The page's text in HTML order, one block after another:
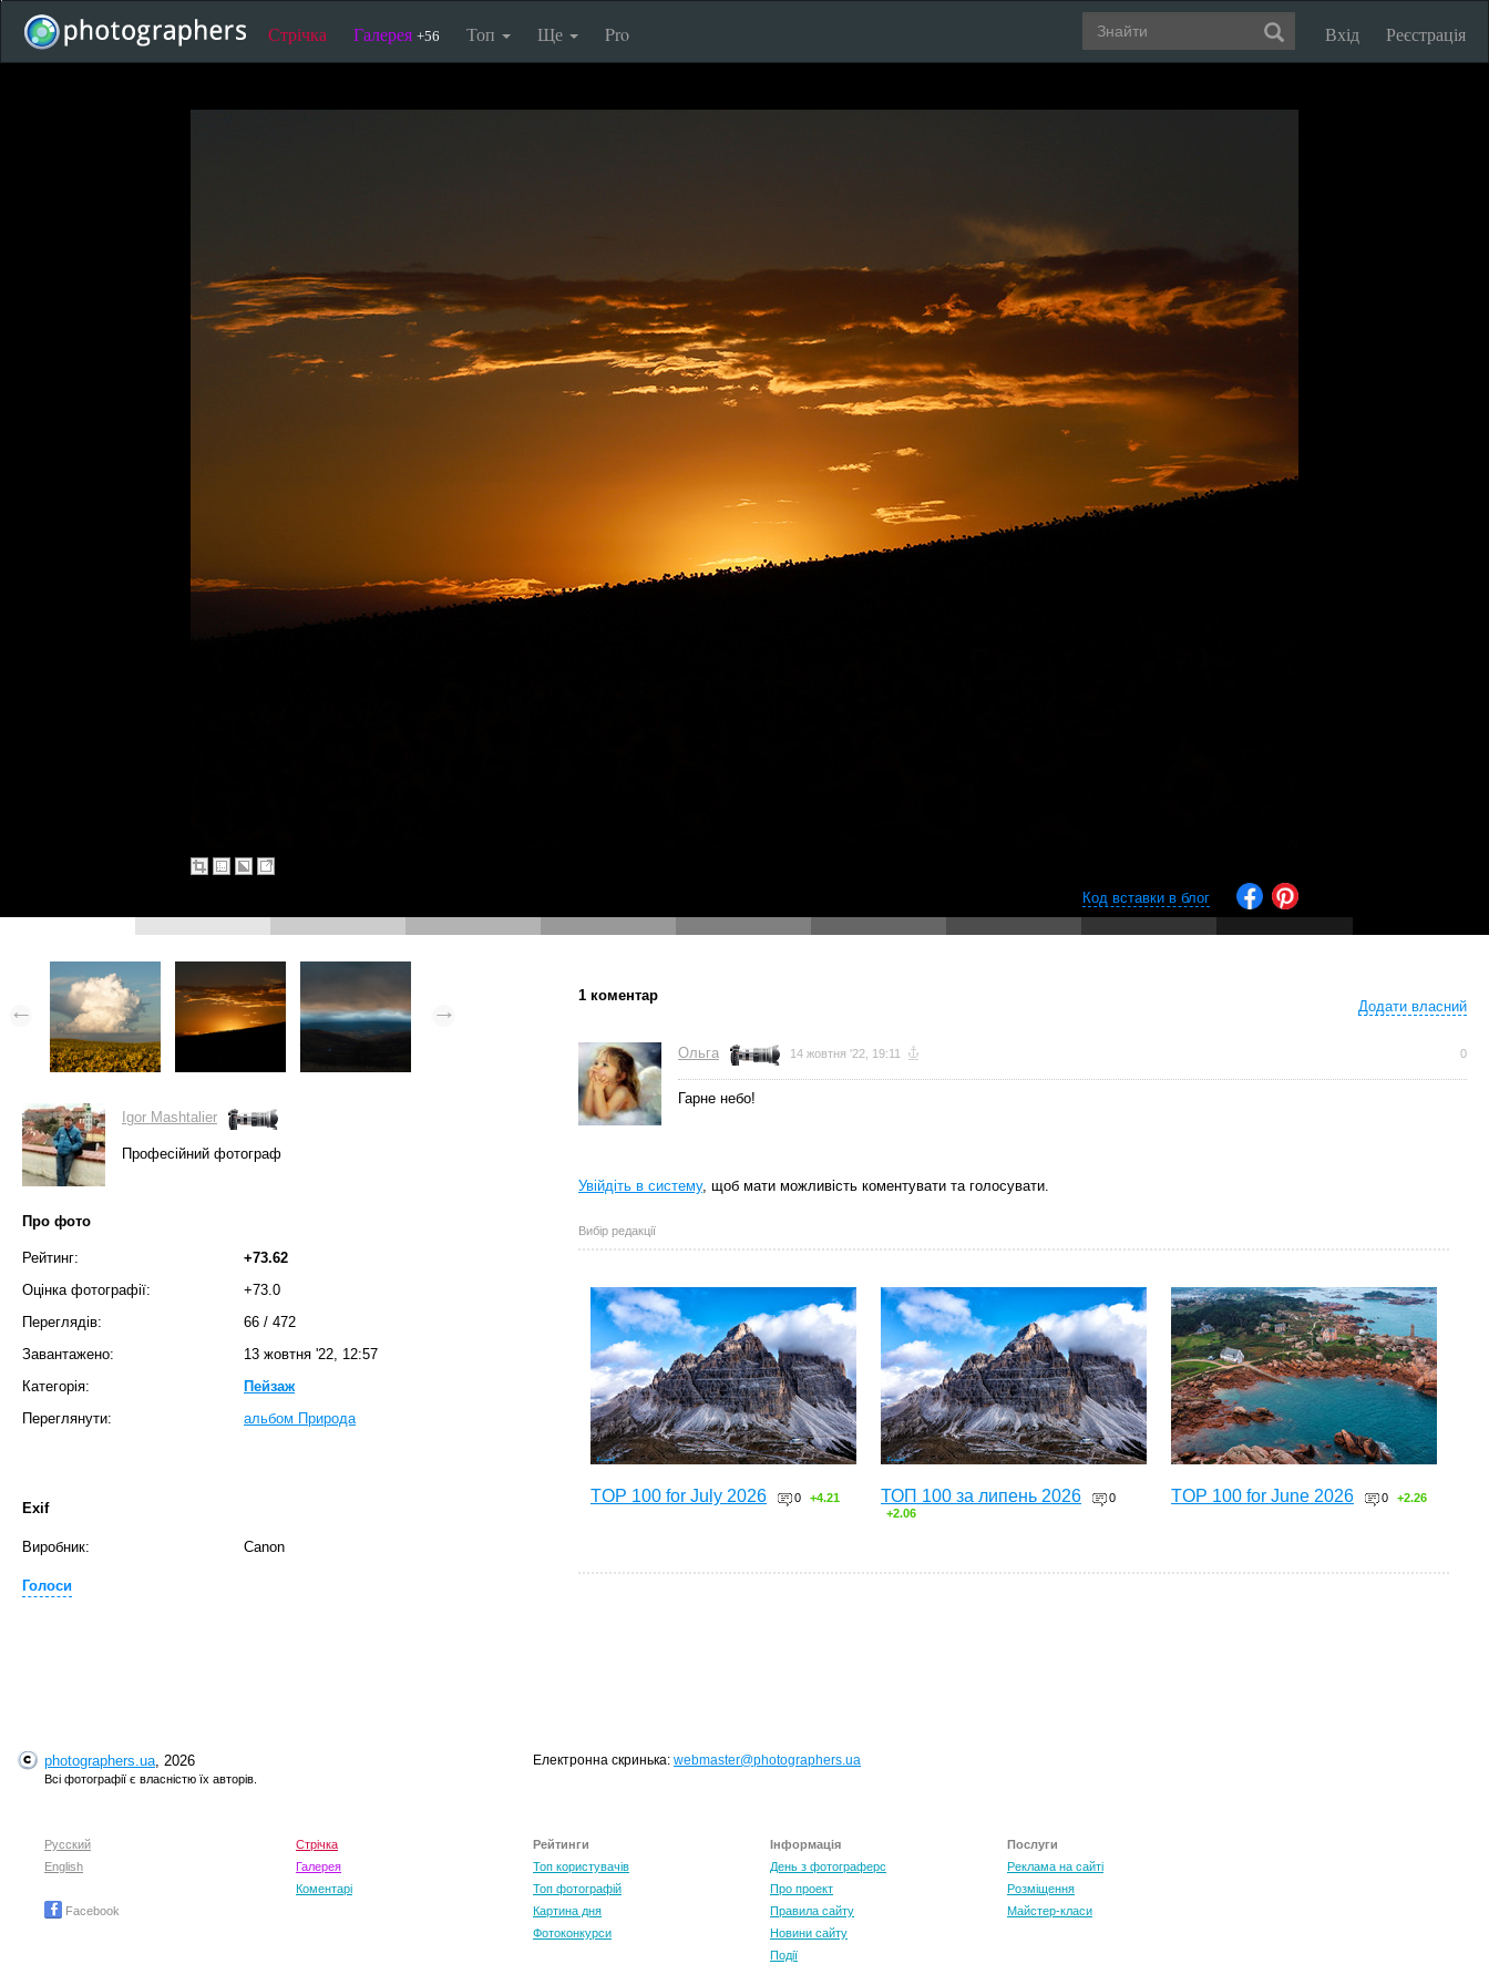
Стрічка Галерея +56 Топ Ще Pro Вхід Реєстрація
Код вставки в блог
Igor Mashtalier
Професійний фотограф
Про фото
Рейтинг:
+73.62
Оцінка фотографії:
+73.0
Переглядів:
66 / 472
Завантажено:
13 жовтня '22, 12:57
Категорія:
Пейзаж
Переглянути:
альбом Природа
Exif
Виробник: Canon
Голоси
1 коментар
Додати власний
Ольга 14 жовтня '22, 19:11 0
Гарне небо!
Увійдіть в систему, щоб мати можливість коментувати та голосувати.
Вибір редакції
TOP 100 for July 2026 0 +4.21 ТОП 100 за липень 2026
0
+2.06
TOP 100 for June 2026 0 +2.26
photographers.ua, 2026
Всі фотографії є власністю їх авторів.
Електронна скринька: webmaster@photographers.ua
Русский
English
Facebook
Стрічка
Галерея
Коментарі
Рейтинги
Топ користувачів
Топ фотографій
Картина дня
Фотоконкурси
Інформація
День з фотограферс
Про проект
Правила сайту
Новини сайту
Події
Послуги
Реклама на сайті
Розміщення
Майстер-класи